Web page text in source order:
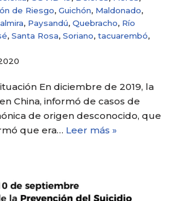
de Riesgo, Guichón, Maldonado,
, Paysandú, Quebracho, Río
, Santa Rosa, Soriano, tacuarembó,
En diciembre de 2019, la
China, informó de casos de
de origen desconocido, que
que era… Leer más »